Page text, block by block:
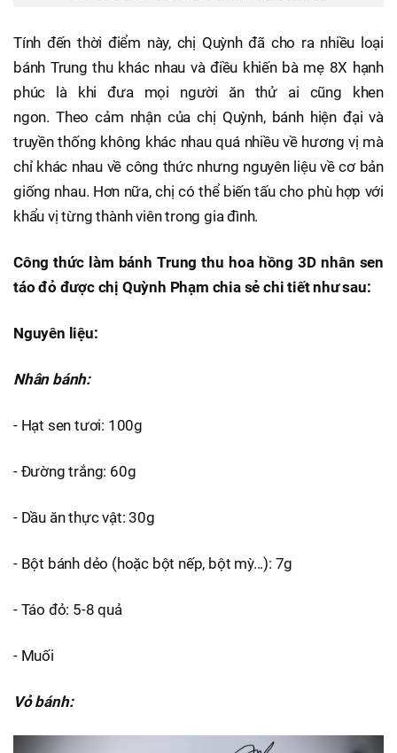
Tính đến thời điểm này, chị Quỳnh đã cho ra nhiều loại
bánh Trung thu khác nhau và điều khiến bà mẹ 8X hạnh
phúc là khi đưa mọi người ăn thử ai cũng khen
ngon. Theo cảm nhận của chị Quỳnh, bánh hiện đại và
truyền thống không khác nhau quá nhiều về hương vị mà
chỉ khác nhau về công thức nhưng nguyên liệu về cơ bản
giống nhau. Hơn nữa, chị có thể biến tấu cho phù hợp với
khẩu vị từng thành viên trong gia đình.
Công thức làm bánh Trung thu hoa hồng 3D nhân sen
táo đỏ được chị Quỳnh Phạm chia sẻ chi tiết như sau:
Nguyên liệu:
Nhân bánh:
- Hạt sen tươi: 100g
- Đường trắng: 60g
- Dầu ăn thực vật: 30g
- Bột bánh dẻo (hoặc bột nếp, bột mỳ...): 7g
- Táo đỏ: 5-8 quả
- Muối
Vỏ bánh: